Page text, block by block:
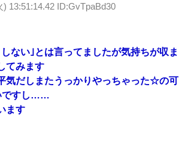
) 13:51:14.42 ID:GvTpaBd30
ない｣とは言ってましたが気持ちが収ま
てみます
気だしまたうっかりやっちゃった☆の可
ですし……
ます